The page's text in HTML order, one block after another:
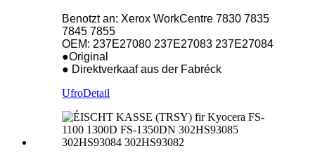
Benotzt an: Xerox WorkCentre 7830 7835
7845 7855
OEM: 237E27080 237E27083 237E27084
●Original
● Direktverkaaf aus der Fabréck
UfroDetail